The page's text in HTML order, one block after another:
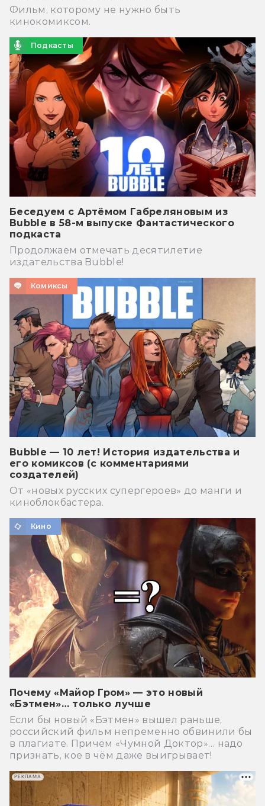
Фильм, которому не нужно быть
кинокомиксом.
Подкасты
Беседуем с Артёмом Габреляновым из
Bubble в 58-м выпуске Фантастического
подкаста
Продолжаем отмечать десятилетие
издательства Bubble!
Комиксы
Bubble — 10 лет! История издательства и
его комиксов (с комментариями
создателей)
От «новых русских супергероев» до манги и
киноблокбастера.
Кино
Почему «Майор Гром» — это новый
«Бэтмен»… только лучше
Если бы новый «Бэтмен» вышел раньше,
российский фильм непременно обвинили бы
в плагиате. Причём «Чумной Доктор»… надо
признать, кое в чём даже выигрывает!
РЕКЛАМА